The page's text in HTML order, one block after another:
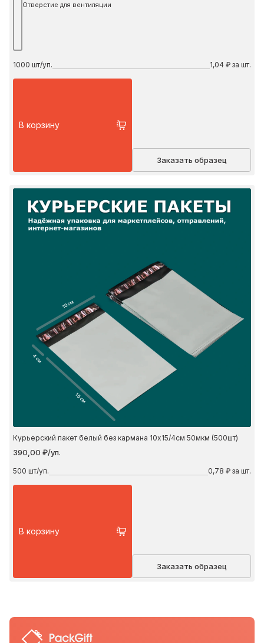
Отверстие для вентиляции
1000 шт/уп. 1,04 ₽ за шт.
В корзину
Заказать образец
10 см
4 см
15 см
Курьерский пакет белый без кармана 10х15/4см 50мкм (500шт)
390,00 ₽/уп.
500 шт/уп. 0,78 ₽ за шт.
В корзину
Заказать образец